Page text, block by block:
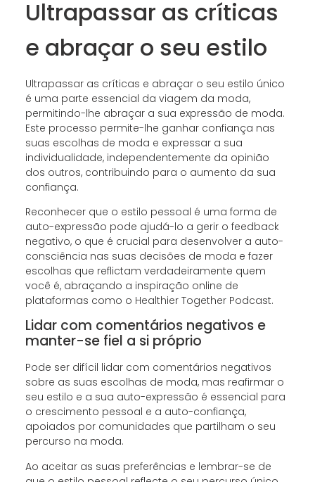
Ultrapassar as críticas
e abraçar o seu estilo
Ultrapassar as críticas e abraçar o seu estilo único
é uma parte essencial da viagem da moda,
permitindo-lhe abraçar a sua expressão de moda.
Este processo permite-lhe ganhar confiança nas
suas escolhas de moda e expressar a sua
individualidade, independentemente da opinião
dos outros, contribuindo para o aumento da sua
confiança.
Reconhecer que o estilo pessoal é uma forma de
auto-expressão pode ajudá-lo a gerir o feedback
negativo, o que é crucial para desenvolver a auto-
consciência nas suas decisões de moda e fazer
escolhas que reflictam verdadeiramente quem
você é, abraçando a inspiração online de
plataformas como o Healthier Together Podcast.
Lidar com comentários negativos e
manter-se fiel a si próprio
Pode ser difícil lidar com comentários negativos
sobre as suas escolhas de moda, mas reafirmar o
seu estilo e a sua auto-expressão é essencial para
o crescimento pessoal e a auto-confiança,
apoiados por comunidades que partilham o seu
percurso na moda.
Ao aceitar as suas preferências e lembrar-se de